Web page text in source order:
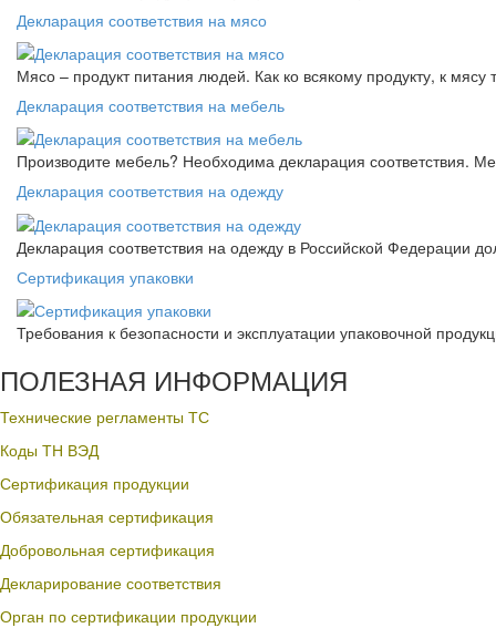
Декларация соответствия на мясо
Мясо – продукт питания людей. Как ко всякому продукту, к мясу
Декларация соответствия на мебель
Производите мебель? Необходима декларация соответствия.
Декларация соответствия на одежду
Декларация соответствия на одежду в Российской Федерации
Сертификация упаковки
Требования к безопасности и эксплуатации упаковочной
ПОЛЕЗНАЯ ИНФОРМАЦИЯ
Технические регламенты ТС
Коды ТН ВЭД
Сертификация продукции
Обязательная сертификация
Добровольная сертификация
Декларирование соответствия
Орган по сертификации продукции